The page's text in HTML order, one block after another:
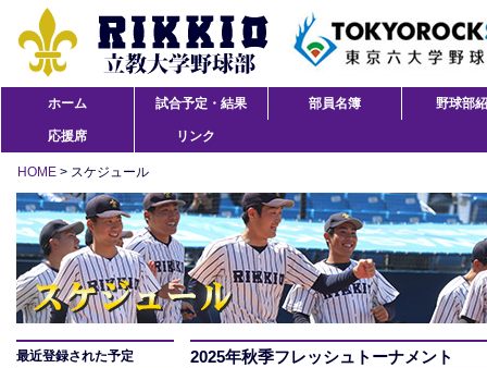
ホーム 試合予定・結果 部員名簿 野球部
応援席 リンク
HOME > スケジュール
最近登録された予定 2025年秋季フレッシュトーナメント